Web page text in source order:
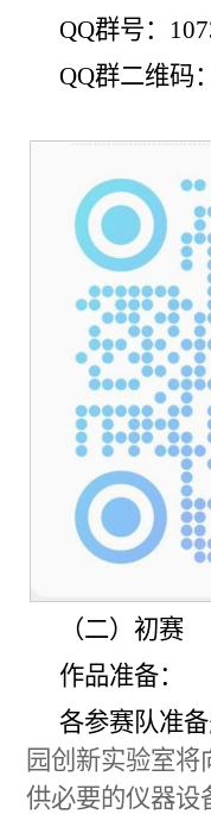
QQ群号：
QQ群二维码：
（二）初赛
作品准备：
各参赛队准备
园创新实验室
供必要的仪器设